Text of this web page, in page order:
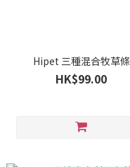
Hipet 三種混合牧草條
HK$99.00